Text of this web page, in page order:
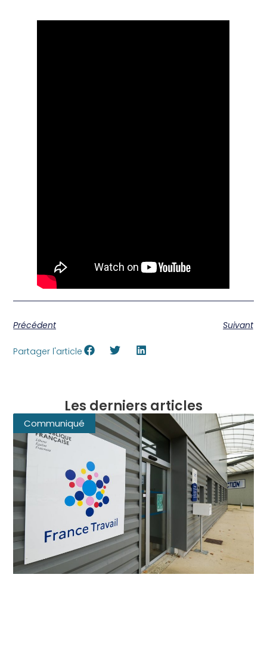
Précédent Suivant
Partager l'article
Communiqué
Les derniers articles